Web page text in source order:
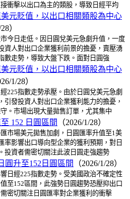
衝擊以出口為主的類股，導致日經平均
元貶值，以出口相關類股為中心
）
今日走低。因日圓兌美元急劇升值，一度
資人對出口企業獲利前景的擔憂，賣壓湧
數走勢，導致大盤下跌。面對日圓強
元貶值，以出口相關類股為中心
1/28）
225指數走勢承壓。由於日圓兌美元急劇
引發投資人對出口企業獲利能力的擔憂，
。市場出現大量拋售訂單，尤其集中
152 日圓區間 （2026/1/28）
市場美元拋售加劇，日圓匯率升值至1美
率影響出口導向型企業的獲利預期，對日
投資者需密切關注此波日圓走強趨勢
圓升至152日圓區間 （2026/1/28）
日經225指數走勢。受美國政治不確定性
至152區間，此強勢日圓趨勢恐壓抑出口
密切關注日圓匯率對企業獲利的衝擊